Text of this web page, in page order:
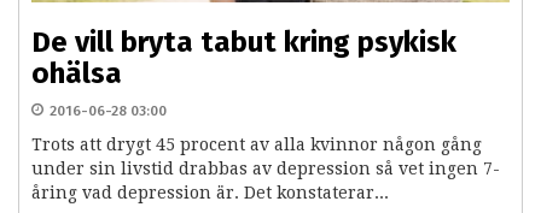
De vill bryta tabut kring psykisk
ohälsa
2016-06-28 03:00
Trots att drygt 45 procent av alla kvinnor någon gång
under sin livstid drabbas av depression så vet ingen 7-
åring vad depression är. Det konstaterar...